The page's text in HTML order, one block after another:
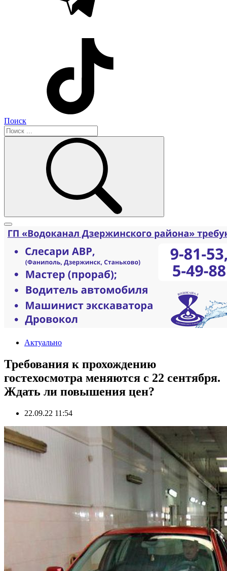
Поиск
Актуально
Требования к прохождению
гостехосмотра меняются с 22 сентября.
Ждать ли повышения цен?
22.09.22 11:54